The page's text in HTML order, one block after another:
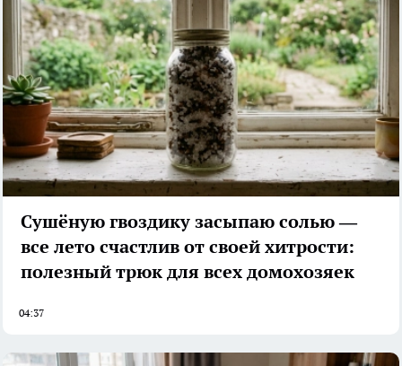
Сушёную гвоздику засыпаю солью —
все лето счастлив от своей хитрости:
полезный трюк для всех домохозяек
04:37